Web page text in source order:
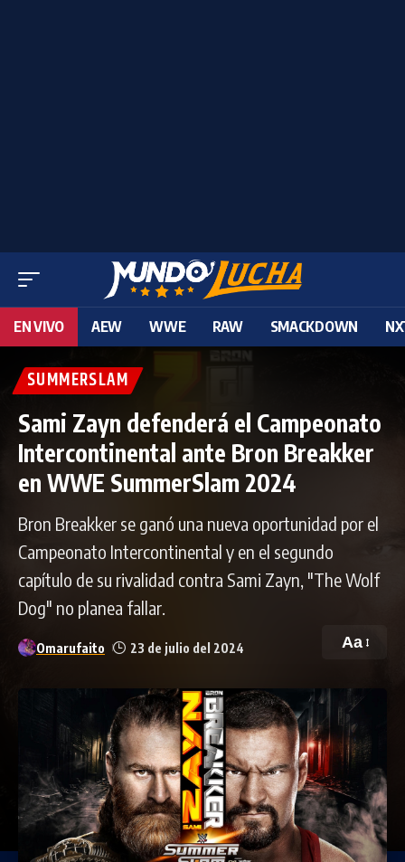
EN VIVO AEW WWE RAW SMACKDOWN
SUMMERSLAM
Sami Zayn defenderá el Campeonato
Intercontinental ante Bron Breakker
en WWE SummerSlam 2024
Bron Breakker se ganó una nueva oportunidad por el
Campeonato Intercontinental y en el segundo
capítulo de su rivalidad contra Sami Zayn, "The Wolf
Dog" no planea fallar.
Omarufaito 23 de julio del 2024 Aa